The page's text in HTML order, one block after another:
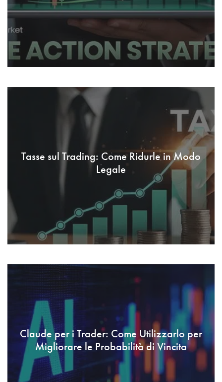
Tasse sul Trading: Come Ridurle in Modo
Legale
Claude per i Trader: Come Utilizzarlo per
Migliorare le Probabilità di Vincita